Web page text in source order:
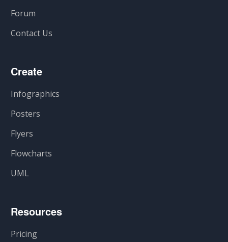
Forum
Contact Us
Create
Infographics
Posters
Flyers
Flowcharts
UML
Resources
Pricing